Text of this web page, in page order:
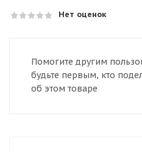
Нет оценок
Помогите другим
будьте первым, кто
об этом товаре